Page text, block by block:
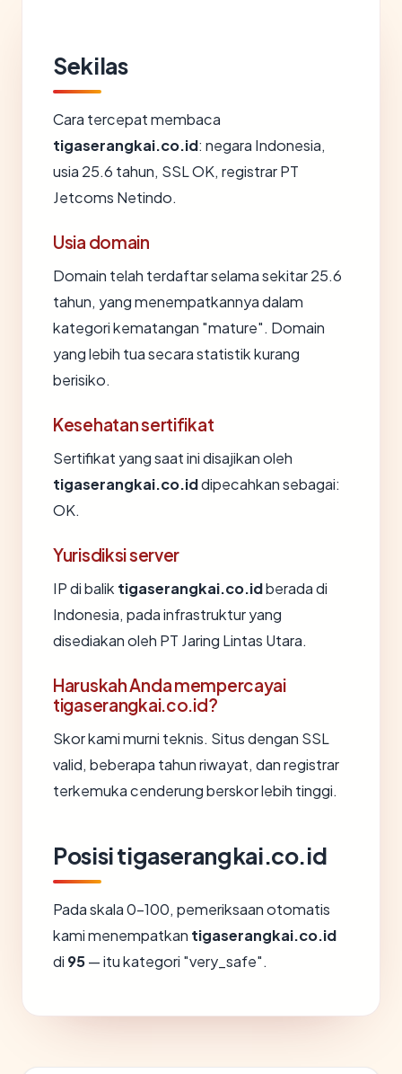
Sekilas
Cara tercepat membaca
tigaserangkai.co.id: negara Indonesia,
usia 25.6 tahun, SSL OK, registrar PT
Jetcoms Netindo.
Usia domain
Domain telah terdaftar selama sekitar 25.6
tahun, yang menempatkannya dalam
kategori kematangan "mature". Domain
yang lebih tua secara statistik kurang
berisiko.
Kesehatan sertifikat
Sertifikat yang saat ini disajikan oleh
tigaserangkai.co.iddipecahkan sebagai:
OK.
Yurisdiksi server
IP di balik tigaserangkai.co.idberada di
Indonesia, pada infrastruktur yang
disediakan oleh PT Jaring Lintas Utara.
Haruskah Anda mempercayai
tigaserangkai.co.id?
Skor kami murni teknis. Situs dengan SSL
valid, beberapa tahun riwayat, dan registrar
terkemuka cenderung berskor lebih tinggi.
Posisi tigaserangkai.co.id
Pada skala 0-100, pemeriksaan otomatis
kami menempatkan tigaserangkai.co.id
di 95— itu kategori "very_safe".